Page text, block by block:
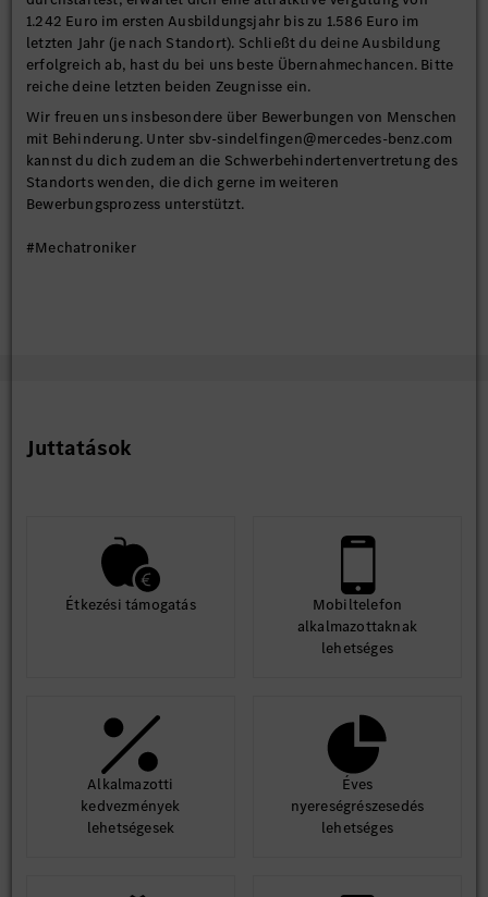
1.242 Euro im ersten Ausbildungsjahr bis zu 1.586 Euro im
letzten Jahr (je nach Standort). Schließt du deine Ausbildung
erfolgreich ab, hast du bei uns beste Übernahmechancen. Bitte
reiche deine letzten beiden Zeugnisse ein.
Wir freuen uns insbesondere über Bewerbungen von Menschen
mit Behinderung. Unter sbv-sindelfingen@mercedes-benz.com
kannst du dich zudem an die Schwerbehindertenvertretung des
Standorts wenden, die dich gerne im weiteren
Bewerbungsprozess unterstützt.
#Mechatroniker
Juttatások
Étkezési támogatás
Mobiltelefon
alkalmazottaknak
lehetséges
Alkalmazotti
kedvezmények
lehetségesek
Éves
nyereségrészesedés
lehetséges